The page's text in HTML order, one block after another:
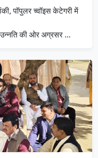
पॉपुलर च्वॉइस केटेगरी में
उन्नति की ओर अग्रसर …